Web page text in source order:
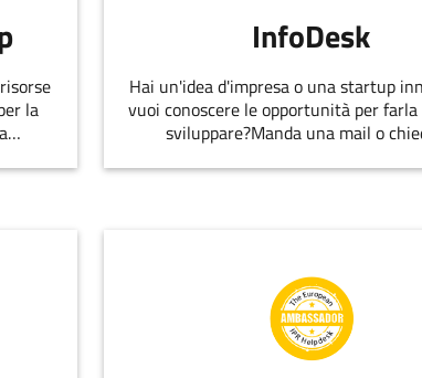
la
InfoDesk
Hai un'idea d'impresa o una startup
vuoi conoscere le opportunità per farla
sviluppare?Manda una mail o
EmiliaRomagnaStartUp.